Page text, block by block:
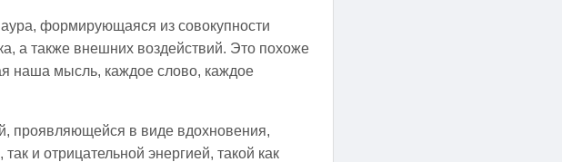
формирующаяся из совокупности
а также внешних воздействий. Это похоже
наша мысль, каждое слово, каждое
проявляющейся в виде вдохновения,
и отрицательной энергией, такой как